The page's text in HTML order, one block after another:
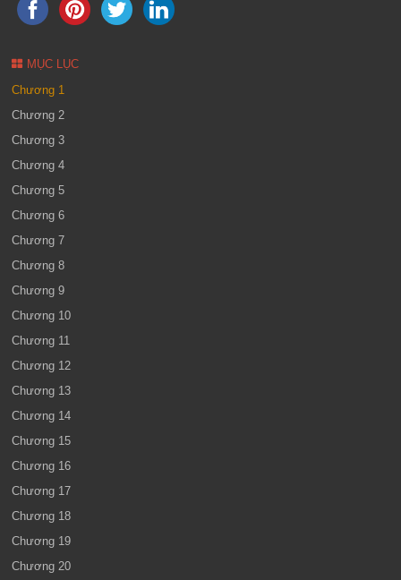
MỤC LỤC
Chương 1
Chương 2
Chương 3
Chương 4
Chương 5
Chương 6
Chương 7
Chương 8
Chương 9
Chương 10
Chương 11
Chương 12
Chương 13
Chương 14
Chương 15
Chương 16
Chương 17
Chương 18
Chương 19
Chương 20